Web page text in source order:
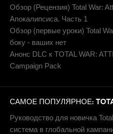
Обзор (Рецензия) Total War:
Апокалипсиса. Часть 1
Обзор (первые уроки) Total
боку - ваших нет
Анонс DLC к TOTAL WAR:
Campaign Pack
САМОЕ ПОПУЛЯРНОЕ:
Руководство для новичка
система в глобальной